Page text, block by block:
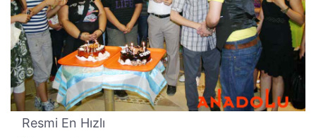
Resmi En Hızlı